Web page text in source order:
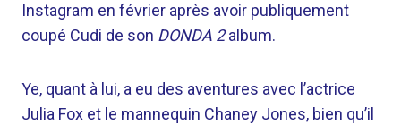
Instagram en février après avoir publiquement
coupé Cudi de son DONDA 2album.
Ye, quant à lui, a eu des aventures avec l’actrice
Julia Fox et le mannequin Chaney Jones, bien qu’il